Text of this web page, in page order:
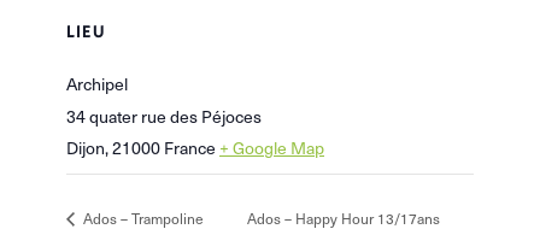
LIEU
Archipel
34 quater rue des Péjoces
Dijon,21000 France + Google Map
Ados – Trampoline
Ados – Happy Hour 13/17ans